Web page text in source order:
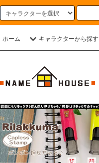
ホーム キャラクターから探す